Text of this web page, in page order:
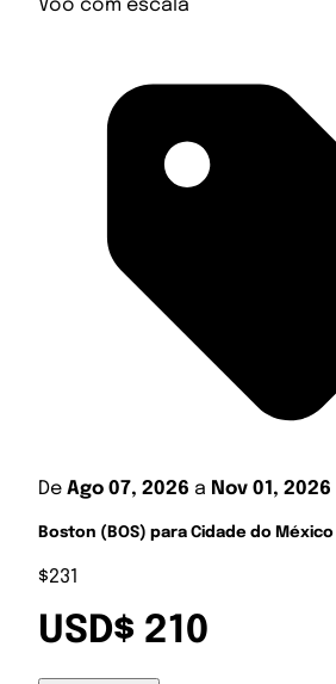
Voo com escala
De Ago 07, 2026 a Nov 01, 2026
Boston (BOS) para Cidade do México
$231
USD$ 210